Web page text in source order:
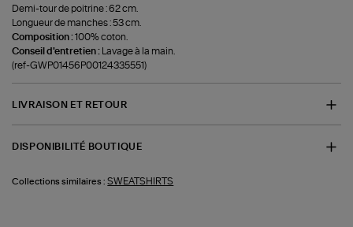
Demi-tour de poitrine : 62 cm.
Longueur de manches : 53 cm.
Composition :100% coton.
Conseil d'entretien :
Lavage à la main.
(ref-GWP01456P00124335551)
LIVRAISON ET RETOUR
DISPONIBILITÉ BOUTIQUE
Collections similaires : SWEATSHIRTS